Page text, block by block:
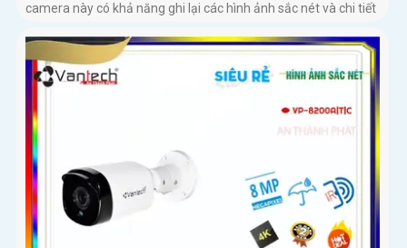
camera này có khả năng ghi lại các hình ảnh sắc nét và chi tiết